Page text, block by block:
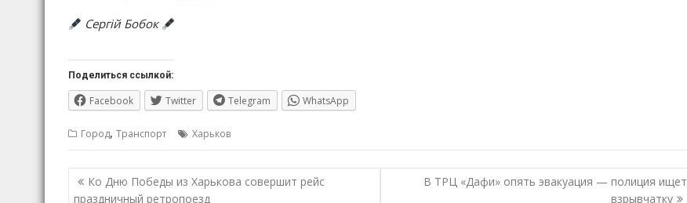
Сергій Бобок
Поделиться ссылкой:
Facebook Twitter Telegram WhatsApp
Город, Транспорт Харьков
Навигация
по
Ко Дню Победы из Харькова совершит рейс
праздничный ретропоезд
В ТРЦ «Дафи» опять эвакуация — полиция ищет
взрывчатку